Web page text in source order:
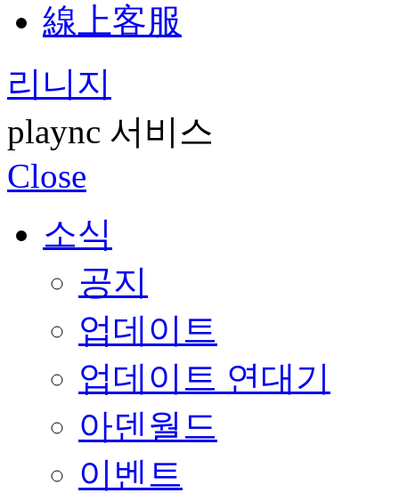
線上客服
리니지
plaync 서비스
Close
소식
공지
업데이트
업데이트 연대기
아덴월드
이벤트